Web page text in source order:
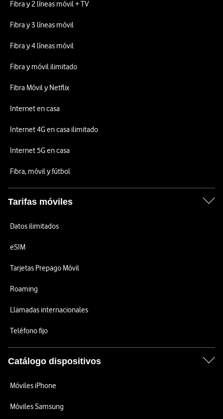
Fibra y 2 líneas móvil + TV
Fibra y 3 líneas móvil
Fibra y 4 líneas móvil
Fibra y móvil ilimitado
Fibra Móvil y Netflix
Internet en casa
Internet 4G en casa ilimitado
Internet 5G en casa
Fibra, móvil y fútbol
Tarifas móviles
Datos ilimitados
eSIM
Tarjetas Prepago Móvil
Roaming
Llamadas internacionales
Teléfono fijo
Catálogo dispositivos
Móviles iPhone
Móviles Samsung